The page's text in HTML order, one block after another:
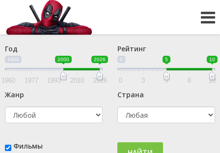
Год
1960 2000 2026
1960 1977 1993 2010 2026
Рейтинг
0 5 10
0 3 5 8 10
Жанр Страна
Фильмы